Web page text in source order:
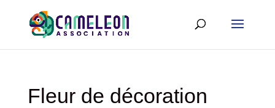
Fleur de décoration